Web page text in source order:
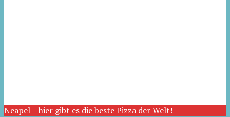
Neapel – hier gibt es die beste Pizza der Welt!